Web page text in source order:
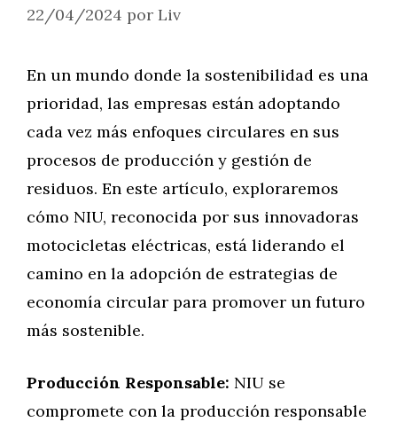
22/04/2024 por Liv
En un mundo donde la sostenibilidad es una
prioridad, las empresas están adoptando
cada vez más enfoques circulares en sus
procesos de producción y gestión de
residuos. En este artículo, exploraremos
cómo NIU, reconocida por sus innovadoras
motocicletas eléctricas, está liderando el
camino en la adopción de estrategias de
economía circular para promover un futuro
más sostenible.
Producción Responsable: NIU se
compromete con la producción responsable